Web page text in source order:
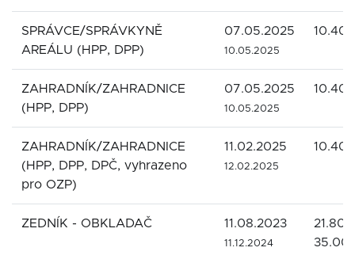
SPRÁVCE/SPRÁVKYNĚ
AREÁLU (HPP, DPP)
07.05.2025
10.05.2025
ZAHRADNÍK/ZAHRADNICE
(HPP, DPP)
07.05.2025
10.05.2025
ZAHRADNÍK/ZAHRADNICE
(HPP, DPP, DPČ, vyhrazeno
pro OZP)
11.02.2025
12.02.2025
ZEDNÍK - OBKLADAČ 11.08.2023
11.12.2024